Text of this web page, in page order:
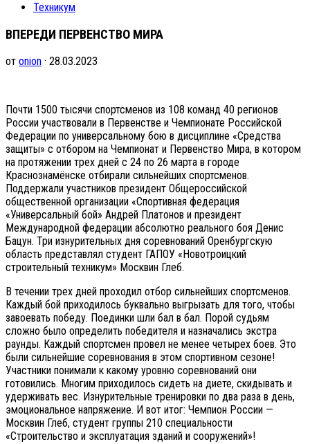
Техникум
ВПЕРЕДИ ПЕРВЕНСТВО МИРА
от onion · 28.03.2023
Почти 1500 тысячи спортсменов из 108 команд 40 регионов
России участвовали в Первенстве и Чемпионате Российской
Федерации по универсальному бою в дисциплине «Средства
защиты» с отбором на Чемпионат и Первенство Мира, в котором
на протяжении трех дней с 24 по 26 марта в городе
Краснознамёнске отбирали сильнейших спортсменов.
Поддержали участников президент Общероссийской
общественной организации «Спортивная федерация
«Универсальный бой» Андрей Платонов и президент
Международной федерации абсолютно реального боя Денис
Бацун. Три изнурительных дня соревнований Оренбургскую
область представлял студент ГАПОУ «Новотроицкий
строительный техникум» Москвин Глеб.
В течении трех дней проходил отбор сильнейших спортсменов.
Каждый бой приходилось буквально выгрызать для того, чтобы
завоевать победу. Поединки шли бал в бал. Порой судьям
сложно было определить победителя и назначались экстра
раунды. Каждый спортсмен провел не менее четырех боев. Это
были сильнейшие соревнования в этом спортивном сезоне!
Участники понимали к какому уровню соревнований они
готовились. Многим приходилось сидеть на диете, скидывать и
удерживать вес. Изнурительные тренировки по два раза в день,
эмоциональное напряжение. И вот итог: Чемпион России —
Москвин Глеб, студент группы 210 специальности
«Строительство и эксплуатация зданий и сооружений»!